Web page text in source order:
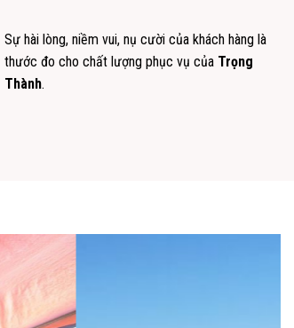
Sự hài lòng, niềm vui, nụ cười của khách hàng là
thước đo cho chất lượng phục vụ của Trọng
Thành.